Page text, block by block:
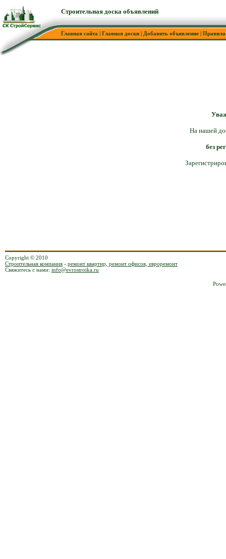
Строительная доска объявлений
Главная сайта | Главная доски | Добавить объявление |
На нашей
без
Copyright © 2010
Строительная компания - ремонт квартир, ремонт офисов, евроремонт
Свяжитесь с нами: info@evrostroika.ru